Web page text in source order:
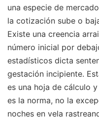
una especie de
la cotización sube o
Existe una creencia
número inicial por
estadísticos dicta
gestación incipiente.
es una hoja de cálculo
es la norma, no la
noches en vela